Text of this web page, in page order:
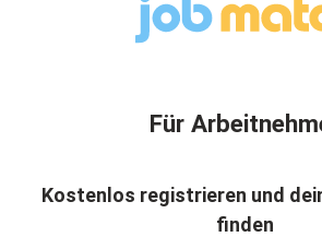
Für
Kostenlos registrieren und
finden